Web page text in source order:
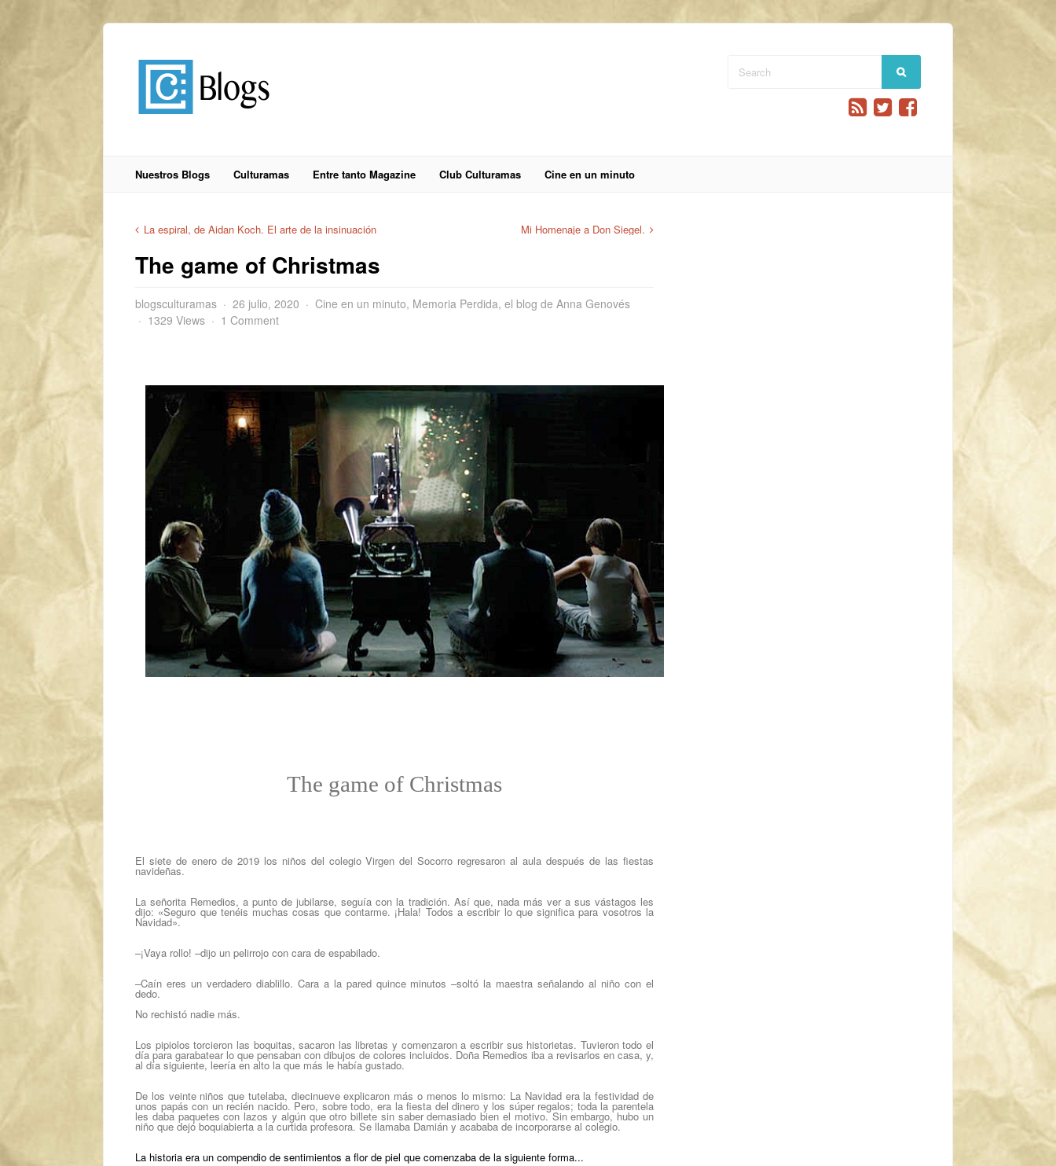
Nuestros Blogs Culturamas Entre tanto Magazine Club Culturamas Cine en un minuto
La espiral, de Aidan Koch. El arte de la insinuación Mi Homenaje a Don Siegel.
The game of Christmas
blogsculturamas 26 julio, 2020 Cine en un minuto, Memoria Perdida, el blog de Anna Genovés
1329 Views
1 Comment
The game of Christmas
El siete de enero de 2019 los niños del colegio Virgen del Socorro regresaron al aula después de las fiestas
navideñas.
La señorita Remedios, a punto de jubilarse, seguía con la tradición. Así que, nada más ver a sus vástagos les
dijo: «Seguro que tenéis muchas cosas que contarme. ¡Hala! Todos a escribir lo que significa para vosotros la
Navidad».
–¡Vaya rollo! –dijo un pelirrojo con cara de espabilado.
–Caín eres un verdadero diablillo. Cara a la pared quince minutos –soltó la maestra señalando al niño con el
dedo.
No rechistó nadie más.
Los pipiolos torcieron las boquitas, sacaron las libretas y comenzaron a escribir sus historietas. Tuvieron todo el
día para garabatear lo que pensaban con dibujos de colores incluidos. Doña Remedios iba a revisarlos en casa, y,
al día siguiente, leería en alto la que más le había gustado.
De los veinte niños que tutelaba, diecinueve explicaron más o menos lo mismo: La Navidad era la festividad de
unos papás con un recién nacido. Pero, sobre todo, era la fiesta del dinero y los súper regalos; toda la parentela
les daba paquetes con lazos y algún que otro billete sin saber demasiado bien el motivo. Sin embargo, hubo un
niño que dejó boquiabierta a la curtida profesora. Se llamaba Damián y acababa de incorporarse al colegio.
La historia era un compendio de sentimientos a flor de piel que comenzaba de la siguiente forma...